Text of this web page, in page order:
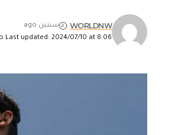
Last updated: 2024/07/10 at 8:06 صباحًا
WORLDNW
سنتين ago